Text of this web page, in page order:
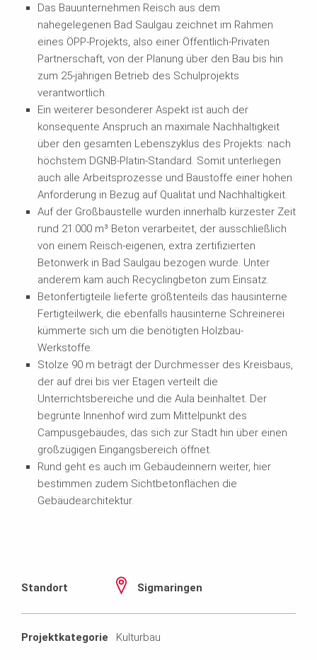
Das Bauunternehmen Reisch aus dem
nahegelegenen Bad Saulgau zeichnet im Rahmen
eines ÖPP-Projekts, also einer Öffentlich-Privaten
Partnerschaft, von der Planung über den Bau bis hin
zum 25-jährigen Betrieb des Schulprojekts
verantwortlich.
Ein weiterer besonderer Aspekt ist auch der
konsequente Anspruch an maximale Nachhaltigkeit
über den gesamten Lebenszyklus des Projekts: nach
höchstem DGNB-Platin-Standard. Somit unterliegen
auch alle Arbeitsprozesse und Baustoffe einer hohen
Anforderung in Bezug auf Qualität und Nachhaltigkeit.
Auf der Großbaustelle wurden innerhalb kürzester Zeit
rund 21.000 m³ Beton verarbeitet, der ausschließlich
von einem Reisch-eigenen, extra zertifizierten
Betonwerk in Bad Saulgau bezogen wurde. Unter
anderem kam auch Recyclingbeton zum Einsatz.
Betonfertigteile lieferte größtenteils das hausinterne
Fertigteilwerk, die ebenfalls hausinterne Schreinerei
kümmerte sich um die benötigten Holzbau-
Werkstoffe.
Stolze 90 m beträgt der Durchmesser des Kreisbaus,
der auf drei bis vier Etagen verteilt die
Unterrichtsbereiche und die Aula beinhaltet. Der
begrünte Innenhof wird zum Mittelpunkt des
Campusgebäudes, das sich zur Stadt hin über einen
großzügigen Eingangsbereich öffnet.
Rund geht es auch im Gebäudeinnern weiter, hier
bestimmen zudem Sichtbetonflächen die
Gebäudearchitektur.
Standort Sigmaringen
Projektkategorie Kulturbau